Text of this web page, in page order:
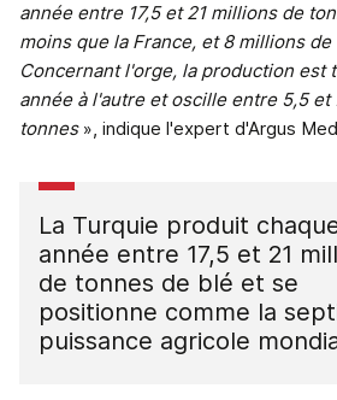
année entre 17,5 et 21 millions de
moins que la France, et 8 millions
Concernant l'orge, la production est
année à l'autre et oscille entre 5,5 et
tonnes», indique l'expert d'Argus
La Turquie produit
année entre 17,5 et 21
de tonnes de blé et se
positionne comme la
puissance agricole